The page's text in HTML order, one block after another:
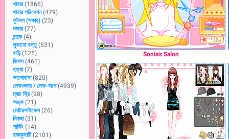
খাবার (1866)
খাবার পরিবেশন (479)
ফুটবল (সকার) (23)
মজার (77)
বন্দুক (4)
লুকানো বস্তু (531)
বাড়ি (125)
জিগস (461)
হত্যা (7)
ভালোবাসা (820)
মেকওভার / মেক-আপ (4939)
ম্যাচ থ্রি (98)
অঙ্ক (21)
মোটরসাইকেল (26)
নিনজা (31)
পার্কিং (14)
রাজকুমারী (2101)
Sonia's Salon